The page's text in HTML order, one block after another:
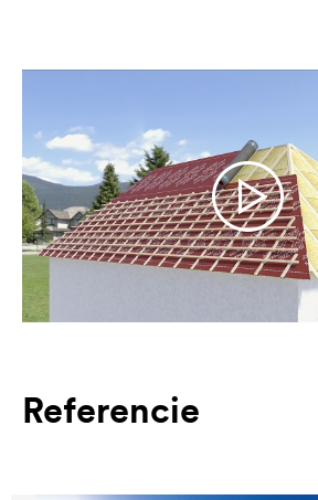
Referencie